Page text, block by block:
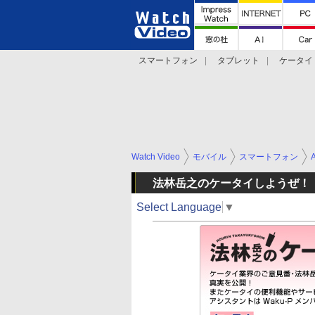
スマートフォン タブレット
ケータイ
Watch Video モバイル スマートフォン
法林岳之のケータイしようぜ！
Select Language ▼